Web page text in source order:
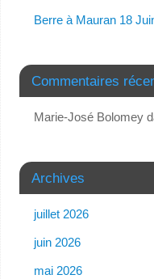
Berre à Mauran 18
Commentaires
Marie-José Bolomey
Archives
juillet 2026
juin 2026
mai 2026